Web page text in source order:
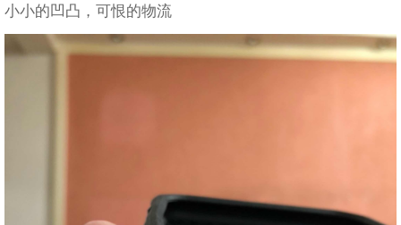
小小的凹凸，可恨的物流